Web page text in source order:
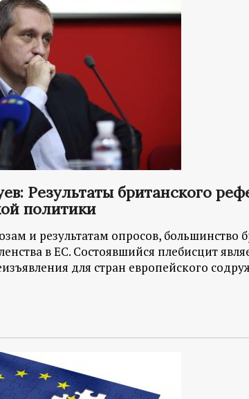
Результаты британского
политики
и результатам опросов, большинство
в ЕС. Состоявшийся плебисцит
для стран европейского